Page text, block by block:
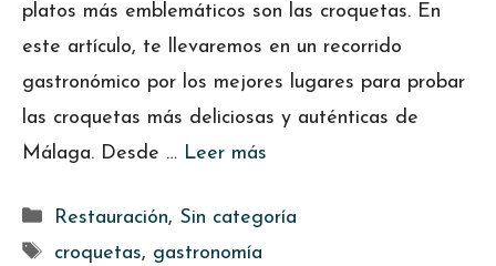
platos más emblemáticos son las croquetas. En
este artículo, te llevaremos en un recorrido
gastronómico por los mejores lugares para probar
las croquetas más deliciosas y auténticas de
Málaga. Desde … Leer más
Categorías
Restauración, Sin categoría
Etiquetas
croquetas, gastronomía